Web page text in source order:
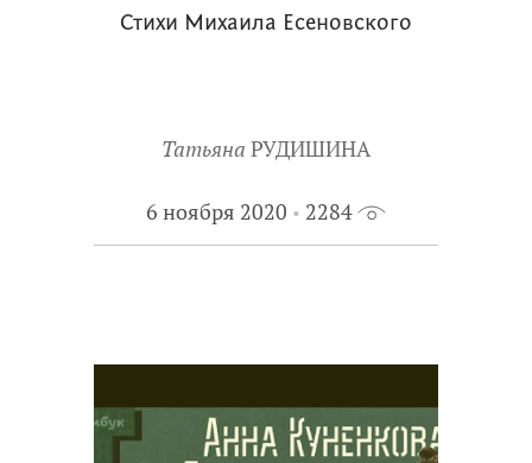
Стихи Михаила Есеновского
Татьяна РУДИШИНА
6 ноября 2020 2284